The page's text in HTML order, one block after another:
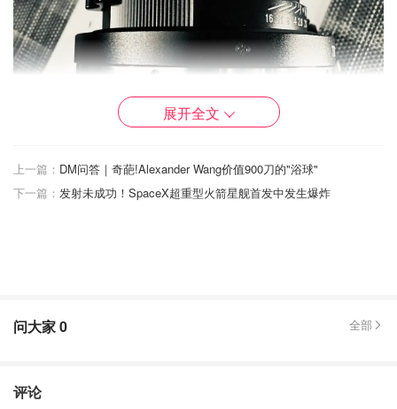
Mind blowing！🙊
展开全文
上一篇： DM问答｜奇葩!Alexander Wang价值900刀的"浴球"
下一篇： 发射未成功！SpaceX超重型火箭星舰首发中发生爆炸
问大家0 全部
评论